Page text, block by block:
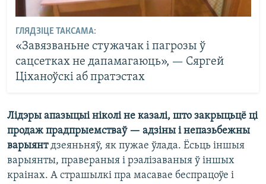
ГЛЯДЗІЦЕ ТАКСАМА:
«Завязваньне стужачак і пагрозы ў
сацсетках не дапамагаюць», — Сяргей
Ціханоўскі аб пратэстах
Лідэры апазыцыі ніколі не казалі, што закрыцьцё ці
продаж прадпрыемстваў — адзіны і непазьбежны
варыянтдзеяньняў, як пужае ўлада. Ёсьць іншыя
варыянты, правераныя і рэалізаваныя ў іншых
краінах. А страшылкі пра масавае беспрацоўе і